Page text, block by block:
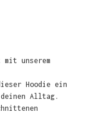
unserem
Hoodie ein
Alltag.